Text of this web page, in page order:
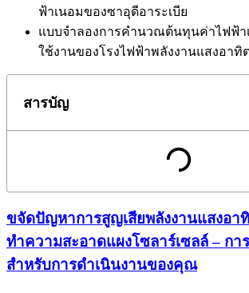
ฟ้าเนอมของซาอุดีอาระเบีย
แบบจำลองการคำนวณต้นทุนค่าไฟฟ้า
ใช้งานของโรงไฟฟ้าพลังงานแสงอาทิ
สารบัญ
ขจัดปัญหาการสูญเสียพลังงานแสงอา
ทำความสะอาดแผงโซลาร์เซลล์ – ก
สำหรับการดำเนินงานของคุณ